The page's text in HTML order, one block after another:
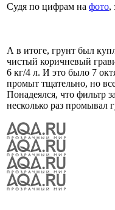
Судя по цифрам на фото,
А в итоге, грунт был
чистый коричневый
6 кг/4 л. И это было 7
промыт тщательно, но
Понадеялся, что фильтр
несколько раз промывал